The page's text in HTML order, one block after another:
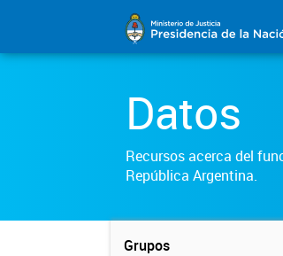
Datos
Recursos acerca del
República Argentina.
Grupos